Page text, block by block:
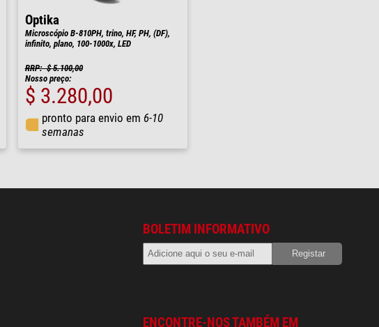
Optika
Microscópio B-810PH, trino, HF, PH, (DF),
infinito, plano, 100-1000x, LED
RRP: $ 5.100,00
Nosso preço:
$ 3.280,00
pronto para envio em 6-10
semanas
BOLETIM INFORMATIVO
ENCONTRE-NOS TAMBÉM EM